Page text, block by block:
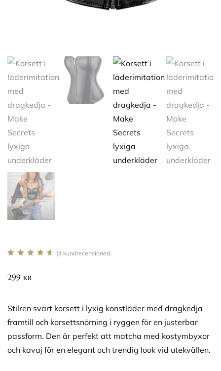
4.67
baserat på
(4 kundrecensioner)
299 kr
Stilren svart korsett i lyxig konstläder med dragkedja
framtill och korsettsnörning i ryggen för en justerbar
passform. Den är perfekt att matcha med kostymbyxor
och kavaj för en elegant och trendig look vid utekvällen.